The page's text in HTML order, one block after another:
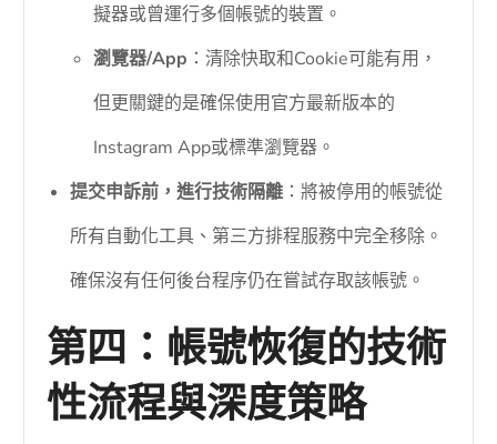
擬器或曾運行多個帳號的裝置。
瀏覽器/App ：清除快取和Cookie可能有用，
但更關鍵的是確保使用官方最新版本的
Instagram App或標準瀏覽器。
提交申訴前，進行技術隔離 ：將被停用的帳號從
所有自動化工具、第三方排程服務中完全移除。
確保沒有任何後台程序仍在嘗試存取該帳號。
第四：帳號恢復的技術
性流程與深度策略